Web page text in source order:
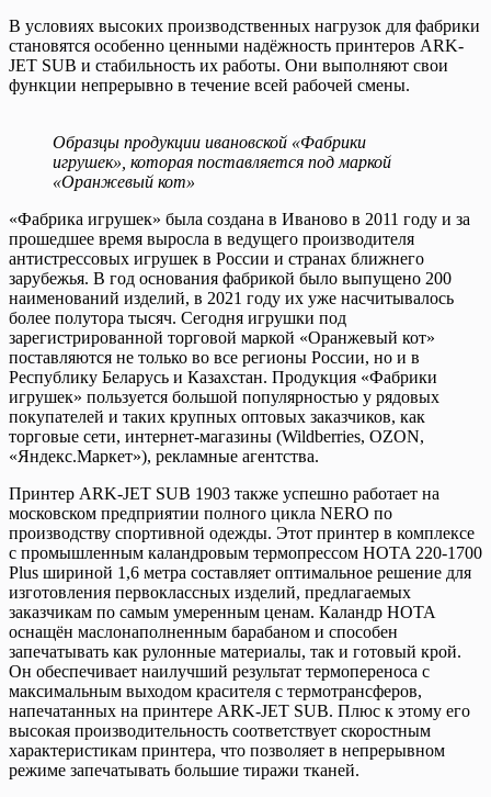
В условиях высоких производственных нагрузок для фабрики
становятся особенно ценными надёжность принтеров ARK-
JET SUB и стабильность их работы. Они выполняют свои
функции непрерывно в течение всей рабочей смены.
Образцы продукции ивановской «Фабрики
игрушек», которая поставляется под маркой
«Оранжевый кот»
«Фабрика игрушек» была создана в Иваново в 2011 году и за
прошедшее время выросла в ведущего производителя
антистрессовых игрушек в России и странах ближнего
зарубежья. В год основания фабрикой было выпущено 200
наименований изделий, в 2021 году их уже насчитывалось
более полутора тысяч. Сегодня игрушки под
зарегистрированной торговой маркой «Оранжевый кот»
поставляются не только во все регионы России, но и в
Республику Беларусь и Казахстан. Продукция «Фабрики
игрушек» пользуется большой популярностью у рядовых
покупателей и таких крупных оптовых заказчиков, как
торговые сети, интернет-магазины (Wildberries, OZON,
«Яндекс.Маркет»), рекламные агентства.
Принтер ARK-JET SUB 1903 также успешно работает на
московском предприятии полного цикла NERO по
производству спортивной одежды. Этот принтер в комплексе
с промышленным каландровым термопрессом HOTA 220-1700
Plus шириной 1,6 метра составляет оптимальное решение для
изготовления первоклассных изделий, предлагаемых
заказчикам по самым умеренным ценам. Каландр HOTA
оснащён маслонаполненным барабаном и способен
запечатывать как рулонные материалы, так и готовый крой.
Он обеспечивает наилучший результат термопереноса с
максимальным выходом красителя с термотрансферов,
напечатанных на принтере ARK-JET SUB. Плюс к этому его
высокая производительность соответствует скоростным
характеристикам принтера, что позволяет в непрерывном
режиме запечатывать большие тиражи тканей.